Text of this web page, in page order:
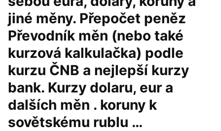
jiné měny. Přepočet peněz
Převodník měn (nebo také
kurzová kalkulačka) podle
kurzu ČNB a nejlepší kurzy
bank. Kurzy dolaru, eur a
dalších měn . koruny k
sovětskému rublu …